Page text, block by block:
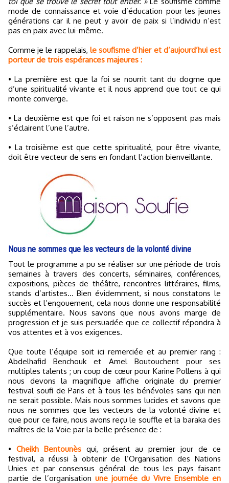
mode de connaissance et voie d’éducation pour les jeunes
générations car il ne peut y avoir de paix si l’individu n’est
pas en paix avec lui-même.
Comme je le rappelais, le soufisme d’hier et d’aujourd’hui est
porteur de trois espérances majeures :
• La première est que la foi se nourrit tant du dogme que
d’une spiritualité vivante et il nous apprend que tout ce qui
monte converge.
• La deuxième est que foi et raison ne s’opposent pas mais
s’éclairent l’une l’autre.
• La troisième est que cette spiritualité, pour être vivante,
doit être vecteur de sens en fondant l’action bienveillante.
Nous ne sommes que les vecteurs de la volonté divine
Tout le programme a pu se réaliser sur une période de trois
semaines à travers des concerts, séminaires, conférences,
expositions, pièces de théâtre, rencontres littéraires, films,
stands d’artistes… Bien évidemment, si nous constatons le
succès et l’engouement, cela nous donne une responsabilité
supplémentaire. Nous savons que nous avons marge de
progression et je suis persuadée que ce collectif répondra à
vos attentes et à vos exigences.
Que toute l’équipe soit ici remerciée et au premier rang :
Abdelhafid Benchouk et Amel Boutouchent pour ses
multiples talents ; un coup de cœur pour Karine Pollens à qui
nous devons la magnifique affiche originale du premier
festival soufi de Paris et à tous les bénévoles sans qui rien
ne serait possible. Mais nous sommes lucides et savons que
nous ne sommes que les vecteurs de la volonté divine et
que pour ce faire, nous avons reçu le souffle et la baraka des
maîtres de la Voie par la belle présence de :
• Cheikh Bentounèsqui, présent au premier jour de ce
festival, a réussi à obtenir de l’Organisation des Nations
Unies et par consensus général de tous les pays faisant
partie de l’organisation une journée du Vivre Ensemble en